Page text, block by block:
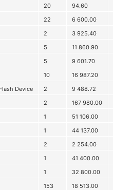
20 94.60
22 6 600.00
2 3 925.40
5 11 860.90
5 9 601.70
10 16 987.20
Device 2 9 488.72
2 167 980.00
1 51 106.00
1 44 137.00
2 2 254.00
1 41 400.00
1 32 800.00
153 18 513.00